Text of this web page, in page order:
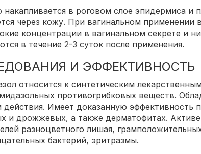
накапливается в роговом слое эпидермиса и
через кожу. При вагинальном применении
концентрации в вагинальном секрете и
в течение 2-3 суток после применения.
И ЭФФЕКТИВНОСТЬ
относится к синтетическим
противогрибковых веществ.
действия. Имеет доказанную эффективность
и дрожжевых, а также дерматофитах.
разноцветного лишая,
бактерий, эритразмы.